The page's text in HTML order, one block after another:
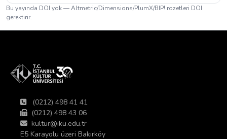
Bu yayında DOI yok — Altmetric/Dimensions/PlumX/BIP! rozetleri DOI
gerektirir.
(0212) 498 41 41
(0212) 498 43 06
kultur@iku.edu.tr
E5 Karayolu üzeri Bakırköy